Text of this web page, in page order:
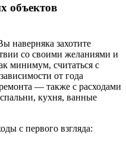
объектов
наверняка захотите
со своими желаниями и
минимум, считаться с
от года
— также с расходами
кухня, ванные
с первого взгляда: